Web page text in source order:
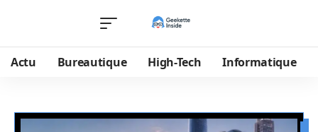
Actu Bureautique High-Tech Informatique